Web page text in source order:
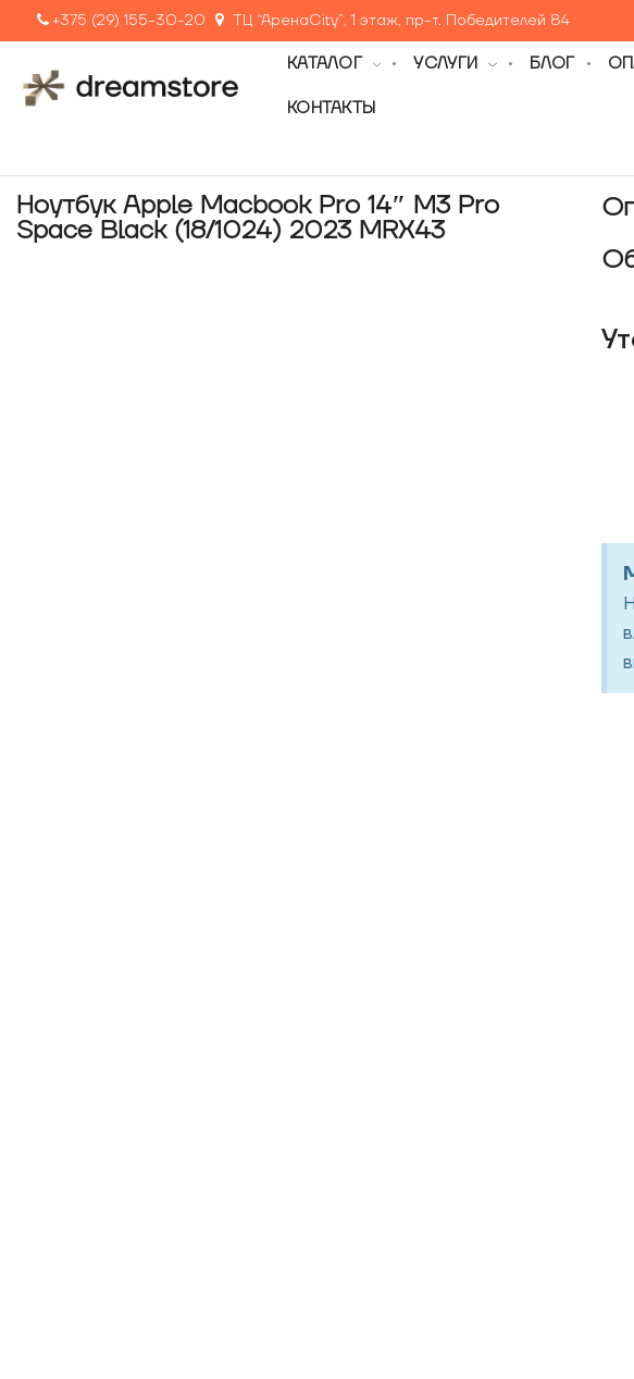
+375 (29) 155-30-20 ТЦ “АренаCity”, 1 этаж, пр-т. Победителей 84
КАТАЛОГ УСЛУГИ БЛОГ
КОНТАКТЫ
Ноутбук Apple Macbook Pro 14″ M3 Pro
Space Black (18/1024) 2023 MRX43